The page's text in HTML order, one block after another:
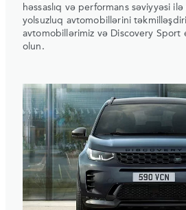
həssaslıq və performans səviyyəsi
yolsuzluq avtomobillərini
avtomobillərimiz və Discovery Sport
olun.